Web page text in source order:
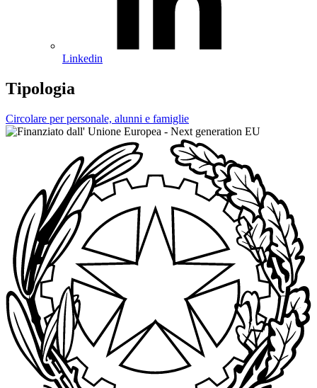
Linkedin
Tipologia
Circolare per personale, alunni e famiglie